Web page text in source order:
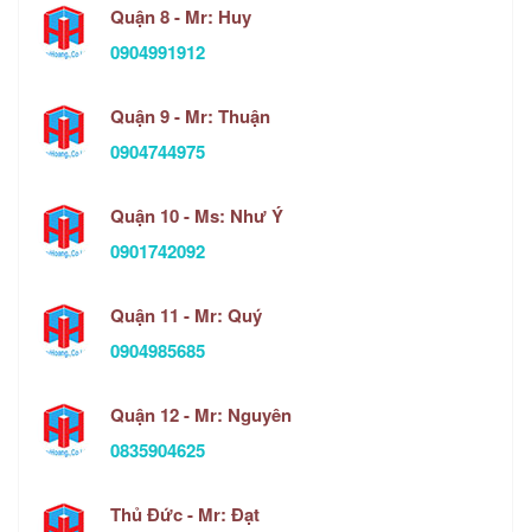
Quận 8 - Mr: Huy
0904991912
Quận 9 - Mr: Thuận
0904744975
Quận 10 - Ms: Như Ý
0901742092
Quận 11 - Mr: Quý
0904985685
Quận 12 - Mr: Nguyên
0835904625
Thủ Đức - Mr: Đạt